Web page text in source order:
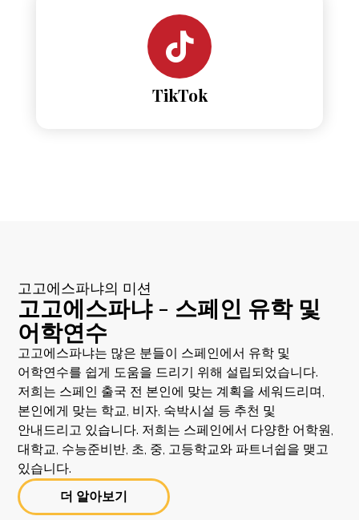
TikTok
고고에스파냐의 미션
고고에스파냐 - 스페인 유학 및
어학연수
고고에스파냐는 많은 분들이 스페인에서 유학 및
어학연수를 쉽게 도움을 드리기 위해 설립되었습니다.
저희는 스페인 출국 전 본인에 맞는 계획을 세워드리며,
본인에게 맞는 학교, 비자, 숙박시설 등 추천 및
안내드리고 있습니다. 저희는 스페인에서 다양한 어학원,
대학교, 수능준비반, 초, 중, 고등학교와 파트너쉽을 맺고
있습니다.
더 알아보기